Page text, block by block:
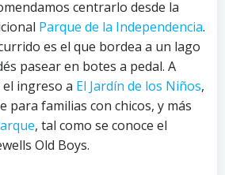
centrarlo desde la
Parque de la Independencia.
es el que bordea a un lago
pasear en botes a pedal. A
ingreso a El Jardín de los Niños,
para familias con chicos, y más
, tal como se conoce el
Old Boys.